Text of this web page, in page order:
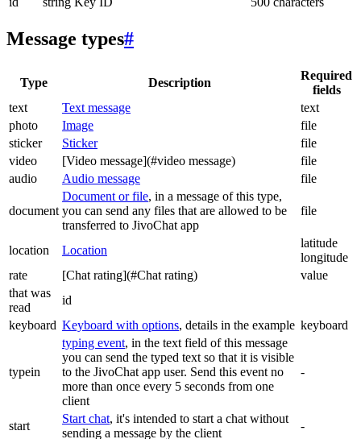
Message types#
Type Description
Required
fields
text
Text message
text
photo
Image
file
sticker
Sticker
file
video
[Video message](#video message)
file
audio
Audio message file
document
Document or file, in a message of this type,
you can send any files that are allowed to be
transferred to JivoChat app
file
location Location
latitude
longitude
rate
[Chat rating](#Chat rating)
value
that was
read
id
keyboard Keyboard with options, details in the example keyboard
typein
typing event, in the text field of this message
you can send the typed text so that it is visible
to the JivoChat app user. Send this event no
more than once every 5 seconds from one
client
-
start
Start chat, it's intended to start a chat without
sending a message by the client
-